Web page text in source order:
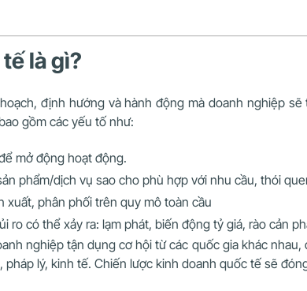
là gì?
định hướng và hành động mà doanh nghiệp
gồm các yếu tố như:
mở động hoạt động.
phẩm/dịch vụ sao cho phù hợp với nhu cầu, thói
xuất, phân phối trên quy mô toàn cầu
ro có thể xảy ra: lạm phát, biến động tỷ giá, rào cản
nghiệp tận dụng cơ hội từ các quốc gia khác
lý, kinh tế. Chiến lược kinh doanh quốc tế sẽ